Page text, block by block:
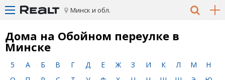
Минск и обл.
Дома на Обойном переулке в
Минске
5 А Б В Г Д Е Ж З И К Л М
Н